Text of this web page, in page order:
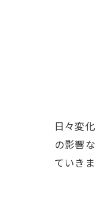
日々変
の影響
ていきま